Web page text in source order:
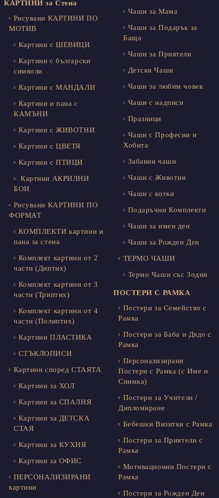
КАРТИНИ за Стена
Рисувани КАРТИНИ ПО
МОТИВ
Картини с ШЕВИЦИ
Картини с български
символи
Картини с МАНДАЛИ
Картини и пана с
КАМЪНИ
Картини с ЖИВОТНИ
Картини с ЦВЕТЯ
Картини с ПТИЦИ
Картини АКРИЛНИ
БОИ
Рисувани КАРТИНИ ПО
ФОРМАТ
КОМПЛЕКТИ картини и
пана за стена
Комплект картини от 2
части (Диптих)
Комплект картини от 3
части (Триптих)
Комплект картини от 4
части (Полиптих)
Картини ПЛАСТИКА
СТЪКЛОПИСИ
Картини според СТАЯТА
Картини за ХОЛ
Картини за СПАЛНЯ
Картини за ДЕТСКА
СТАЯ
Картини за КУХНЯ
Картини за ОФИС
ПЕРСОНАЛИЗИРАНИ
картини
Чаши за Мама
Чаши за Подарък за
Баща
Чаши за Приятели
Детски Чаши
Чаши за любим човек
Чаши с надписи
Празници
Чаши с Професии и
Хобита
Забавни чаши
Чаши с Животни
Чаши с котки
Подаръчни Комплекти
Чаши за имен ден
Чаши за Рожден Ден
ТЕРМО ЧАШИ
Термо Чаши със Зодии
ПОСТЕРИ С РАМКА
Постери за Семейство с
Рамка
Постери за Баба и Дядо с
Рамка
Персонализирани
Постери с Рамка (с Име и
Снимка)
Постери за Учители /
Дипломиране
Бебешки Визитки с Рамка
Постери за Приятели с
Рамка
Мотивационни Постери с
Рамка
Постери за Рожден Ден